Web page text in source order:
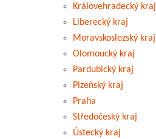
Královehradecký kraj
Liberecký kraj
Moravskoslezský kraj
Olomoucký kraj
Pardubický kraj
Plzeňský kraj
Praha
Středočeský kraj
Ústecký kraj